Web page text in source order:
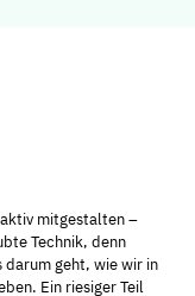
mitgestalten –
Technik, denn
darum geht, wie wir in
Ein riesiger Teil